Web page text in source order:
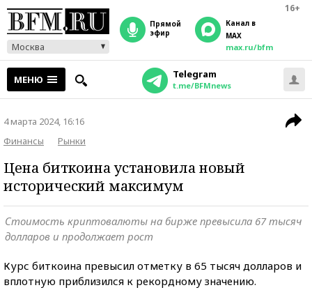
16+
Москва
прямой
эфир
Канал в
MAX
max.ru/bfm
МЕНЮ Telegram
t.me/BFMnews
4 марта 2024, 16:16
Финансы
Рынки
Цена биткоина установила новый
исторический максимум
Стоимость криптовалюты на бирже превысила 67 тысяч
долларов и продолжает рост
Курс биткоина превысил отметку в 65 тысяч долларов и
вплотную приблизился к рекордному значению.